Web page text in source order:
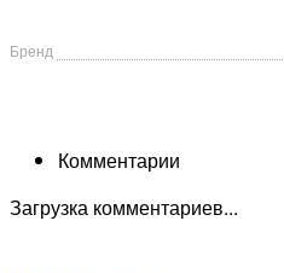
Бренд
Комментарии
Загрузка комментариев...